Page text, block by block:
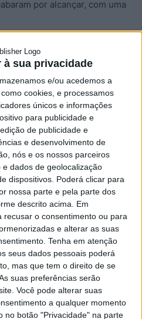
à sua privacidade
e/ou acedemos a
cookies, e processamos
únicos e informações
para publicidade e
de publicidade e
e desenvolvimento de
nós e os nossos parceiros
dados de geolocalização
dispositivos. Poderá clicar para
nossa parte e pela parte dos
descrito acima. Em
recusar o consentimento ou para
e alterar as suas
Tenha em atenção
seus dados pessoais poderá
mas que tem o direito de se
suas preferências serão
Você pode alterar suas
a qualquer momento
no botão "Privacidade" na parte
por alcançar, com uma
última vaga, que discutia de
com quem chegaram à
pontual, mas com vantagem
Boavista e
Divisão Nacional de juvenis,
principal as equipas do
e Alverca.
na Estação Diária –